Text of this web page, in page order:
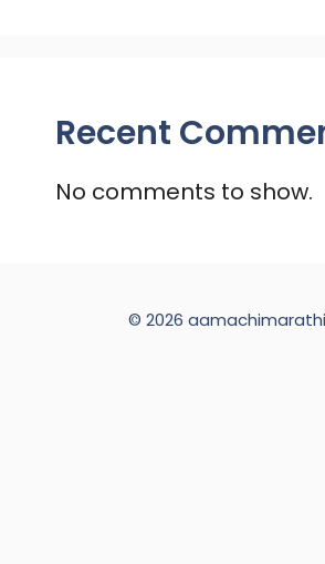
Recent
No comments to show.
© 2026